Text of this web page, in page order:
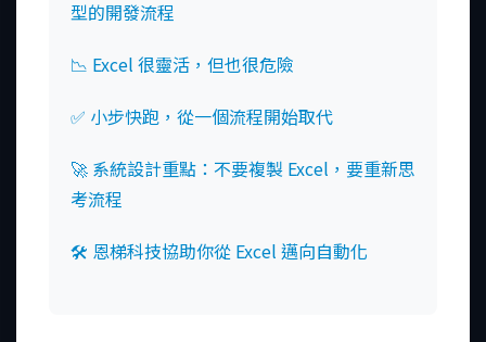
型的開發流程
📉 Excel 很靈活，但也很危險
✅ 小步快跑，從一個流程開始取代
🚀 系統設計重點：不要複製 Excel，要重新思
考流程
🛠️ 恩梯科技協助你從 Excel 邁向自動化